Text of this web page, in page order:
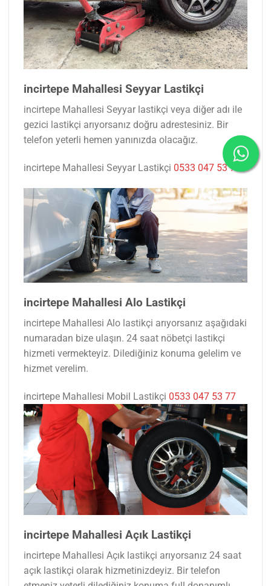
incirtepe Mahallesi Seyyar Lastikçi
incirtepe Mahallesi Seyyar lastikçi veya diğer adı ile
gezici lastikçi arıyorsanız doğru adrestesiniz. Bir
telefon yeterli hemen yanınızda olacağız.
incirtepe Mahallesi Seyyar Lastikçi 0533 047 53 77
incirtepe Mahallesi Alo Lastikçi
incirtepe Mahallesi Alo lastikçi arıyorsanız aşağıdaki
numaradan bize ulaşın. 24 saat nöbetçi lastikçi
hizmeti vermekteyiz. Dilediğiniz konuma gelelim ve
hizmet verelim.
incirtepe Mahallesi Mobil Lastikçi 0533 047 53 77
incirtepe Mahallesi Açık Lastikçi
incirtepe Mahallesi Açık lastikçi arıyorsanız 24 saat
açık lastikçi olarak hizmetinizdeyiz. Bir telefon